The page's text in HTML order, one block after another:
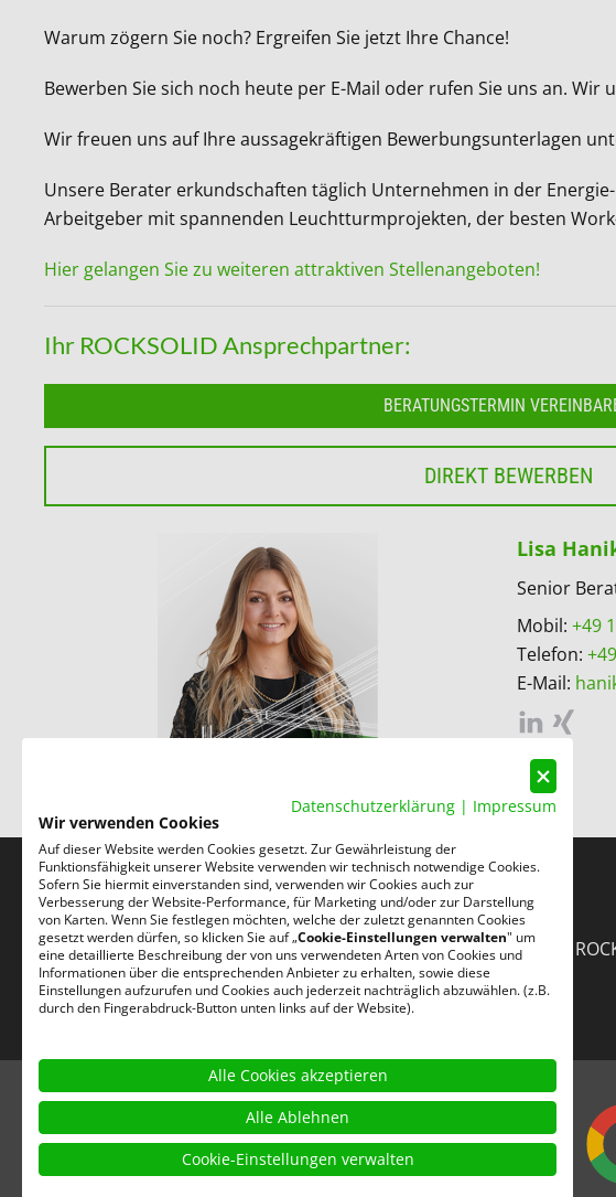
Warum zögern Sie noch? Ergreifen Sie jetzt Ihre Chance!
Bewerben Sie sich noch heute per E-Mail oder rufen Sie uns an. Wir
Wir freuen uns auf Ihre aussagekräftigen Bewerbungsunterlagen
Unsere Berater erkundschaften täglich Unternehmen in der
Arbeitgeber mit spannenden Leuchtturmprojekten, der besten
Hier gelangen Sie zu weiteren attraktiven Stellenangeboten!
Ihr ROCKSOLID Ansprechpartner:
BERATUNGSTERMIN
DIREKT BEWERBEN
Lisa
Senior
Mobil:+49
Telefon:
E-Mail:
Nehmen Sie mit uns Kontakt auf! Wir sind für Sie und
Ihre Fragen da – egal ob persönlich, per Telefon oder
E-Mail!
Datenschutz AGB Impressum
Datenschutzerklärung | Impressum
Wir verwenden Cookies
Auf dieser Website werden Cookies gesetzt. Zur Gewährleistung der
Funktionsfähigkeit unserer Website verwenden wir technisch notwendige Cookies.
Sofern Sie hiermit einverstanden sind, verwenden wir Cookies auch zur
Verbesserung der Website-Performance, für Marketing und/oder zur Darstellung
von Karten. Wenn Sie festlegen möchten, welche der zuletzt genannten Cookies
gesetzt werden dürfen, so klicken Sie auf „Cookie-Einstellungen verwalten" um
eine detaillierte Beschreibung der von uns verwendeten Arten von Cookies und
Informationen über die entsprechenden Anbieter zu erhalten, sowie diese
Einstellungen aufzurufen und Cookies auch jederzeit nachträglich abzuwählen. (z.B.
durch den Fingerabdruck-Button unten links auf der Website).
Alle Cookies akzeptieren
Alle Ablehnen
Cookie-Einstellungen verwalten